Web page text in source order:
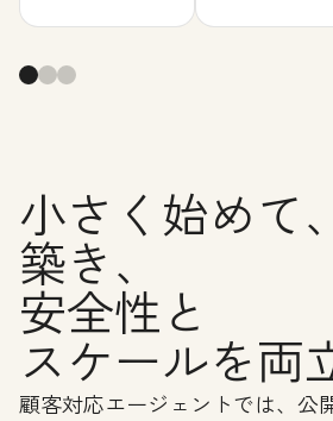
小さく始めて
築き、
安全性と
スケールを両
顧客対応エージェントでは、公